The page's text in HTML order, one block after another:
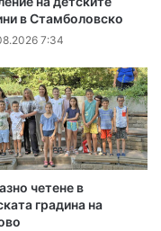
в Стамболовско
7:34
четене в
градина на